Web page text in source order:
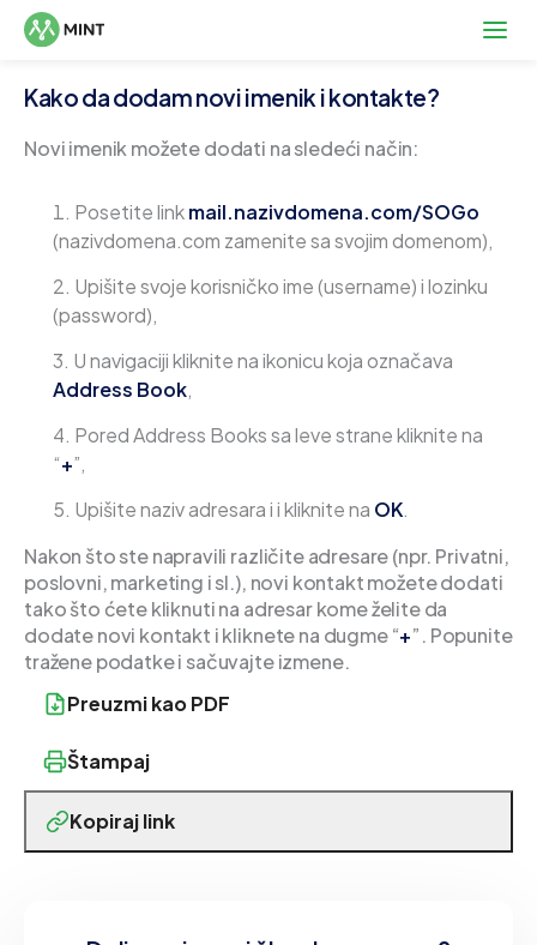
Kako da dodam novi imenik i kontakte?
Novi imenik možete dodati na sledeći način:
Posetite linkmail.nazivdomena.com/SOGo
(nazivdomena.com zamenite sa svojim domenom),
Upišite svoje korisničko ime (username) i lozinku
(password),
U navigaciji kliknite na ikonicu koja označava
Address Book,
Pored Address Books sa leve strane kliknite na
“+”,
Upišite naziv adresara i i kliknite na OK.
Nakon što ste napravili različite adresare (npr. Privatni,
poslovni, marketing i sl.), novi kontakt možete dodati
tako što ćete kliknuti na adresar kome želite da
dodate novi kontakt i kliknete na dugme “+”. Popunite
tražene podatke i sačuvajte izmene.
Preuzmi kao PDF
Štampaj
Kopiraj link